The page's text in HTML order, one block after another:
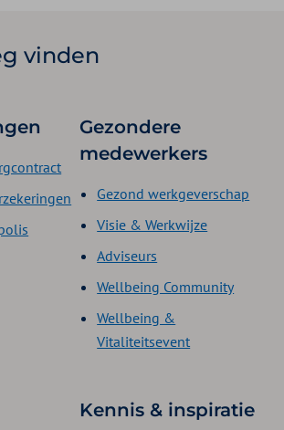
vinden
Gezondere
medewerkers
Gezond werkgeverschap
Visie & Werkwijze
Adviseurs
Wellbeing Community
Wellbeing &
Vitaliteitsevent
Kennis & inspiratie